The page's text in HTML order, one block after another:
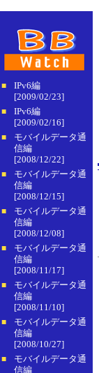
■
IPv6編
[2009/02/23]
■
IPv6編
[2009/02/16]
■
モバイルデータ通
信編
[2008/12/22]
■
モバイルデータ通
信編
[2008/12/15]
■
モバイルデータ通
信編
[2008/12/08]
■
モバイルデータ通
信編
[2008/11/17]
■
モバイルデータ通
信編
[2008/11/10]
■
モバイルデータ通
信編
[2008/10/27]
■
モバイルデータ通
信編